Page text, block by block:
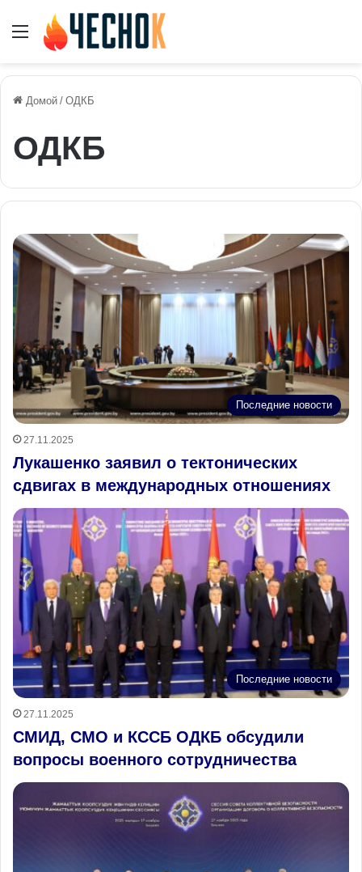
Меню
Домой / ОДКБ
ОДКБ
Последние новости
27.11.2025
Лукашенко заявил о тектонических
сдвигах в международных отношениях
Последние новости
27.11.2025
СМИД, СМО и КССБ ОДКБ обсудили
вопросы военного сотрудничества